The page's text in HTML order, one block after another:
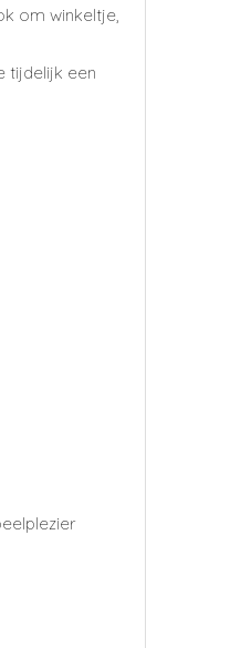
om winkeltje,
tijdelijk een